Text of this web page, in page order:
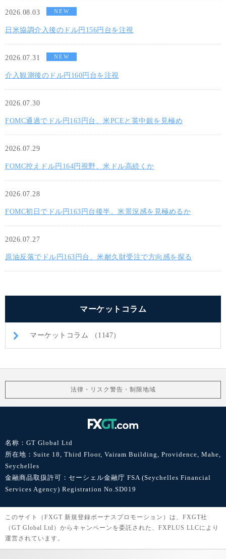
2026.08.03 NEW
日米協調介入後のドル円156円台を注視
2026.07.31 NEW
介入観測後のドル円160円台を注視
2026.07.30
FOMC通過でドル円163円台、米PCEと英中銀を見極め
2026.07.29
FOMC控えドル円164円視野、米ドル高続くか
2026.07.28
FOMC初日でドル円163円台後半、米景況感を見極めるか
2026.07.27
原油反落でドル円163円台、米耐久財受注で方向感を探る
マーケットコラム
マーケットコラム （1147）
法律・リスク警告・制限地域
名称：GT Global Ltd
所在地：Suite 18, Third Floor, Vairam Building, Providence, Mahe,
Seychelles
金融商品取扱許可：セーシェル金融庁 FSA (Seychelles Financial
Services Agency) Registration No.SD019
このサイト（FXGT 新規登録ボーナスプロモーション）は、FXGT社
（GT Global Ltd）からキャンペーンを委託された、FXPLUS LLCにより
運営されています。